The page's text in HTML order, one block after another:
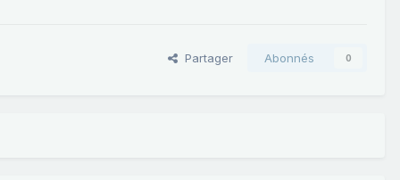
Partager Abonnés 0